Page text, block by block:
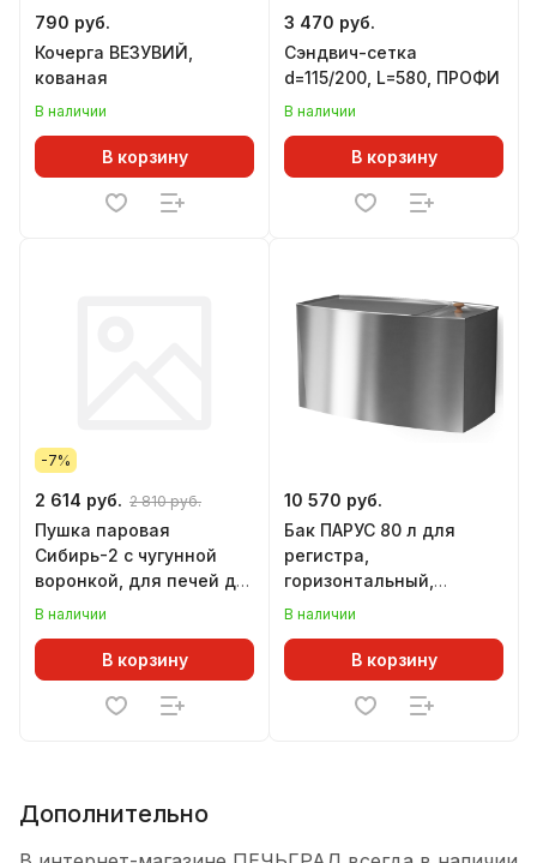
790 руб.
Кочерга ВЕЗУВИЙ,
кованая
В наличии
В корзину
3 470 руб.
Сэндвич-сетка
d=115/200, L=580, ПРОФИ
В наличии
В корзину
-7%
2 614 руб. 2 810 руб.
Пушка паровая
Сибирь-2 с чугунной
воронкой, для печей до
30 куб.м
В наличии
В корзину
10 570 руб.
Бак ПАРУС 80 л для
регистра,
горизонтальный,
ТЕПЛОДАР
В наличии
В корзину
Дополнительно